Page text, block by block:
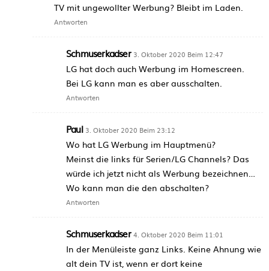
TV mit ungewollter Werbung? Bleibt im Laden.
Antworten
Schmuserkadser 3. Oktober 2020 Beim 12:47
LG hat doch auch Werbung im Homescreen.
Bei LG kann man es aber ausschalten.
Antworten
Paul 3. Oktober 2020 Beim 23:12
Wo hat LG Werbung im Hauptmenü?
Meinst die links für Serien/LG Channels? Das
würde ich jetzt nicht als Werbung bezeichnen…
Wo kann man die den abschalten?
Antworten
Schmuserkadser 4. Oktober 2020 Beim 11:01
In der Menüleiste ganz Links. Keine Ahnung wie
alt dein TV ist, wenn er dort keine